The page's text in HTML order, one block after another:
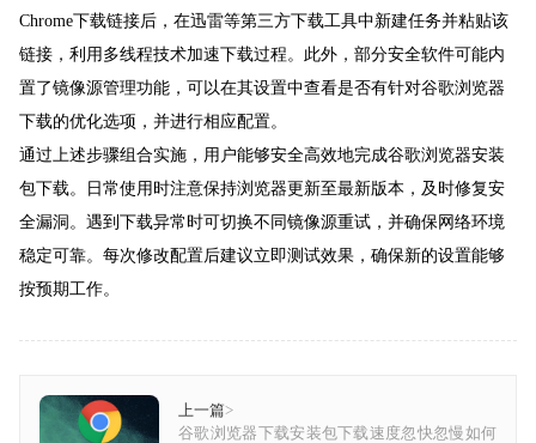
Chrome下载链接后，在迅雷等第三方下载工具中新建任务并粘贴该
链接，利用多线程技术加速下载过程。此外，部分安全软件可能内
置了镜像源管理功能，可以在其设置中查看是否有针对谷歌浏览器
下载的优化选项，并进行相应配置。
通过上述步骤组合实施，用户能够安全高效地完成谷歌浏览器安装
包下载。日常使用时注意保持浏览器更新至最新版本，及时修复安
全漏洞。遇到下载异常时可切换不同镜像源重试，并确保网络环境
稳定可靠。每次修改配置后建议立即测试效果，确保新的设置能够
按预期工作。
上一篇>
谷歌浏览器下载安装包下载速度忽快忽慢如何